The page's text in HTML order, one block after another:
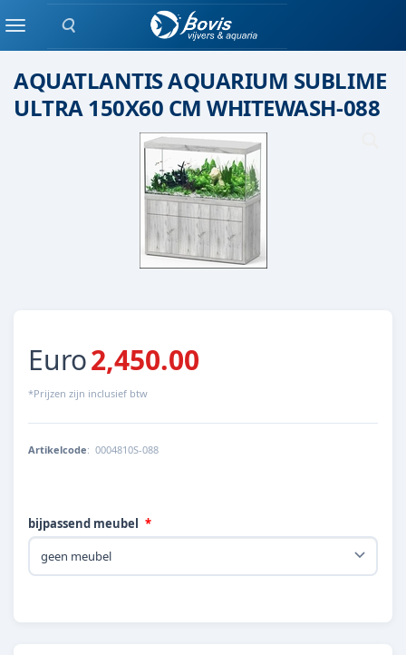
Zoeken
MenuAquatlantis
AQUATLANTIS AQUARIUM SUBLIME
ULTRA 150X60 CM WHITEWASH-088
Euro2,450.00
*Prijzen zijn inclusief btw
Artikelcode: 0004810S-088
bijpassend meubel